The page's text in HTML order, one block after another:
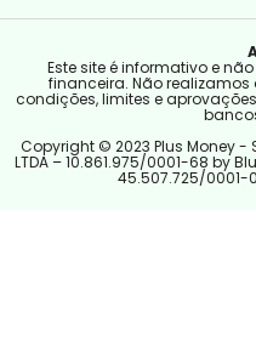
Este site é informativo e
financeira. Não
condições, limites e
Copyright © 2023 Plus Money -
LTDA – 10.861.975/0001-68 by
45.507.725/0001-